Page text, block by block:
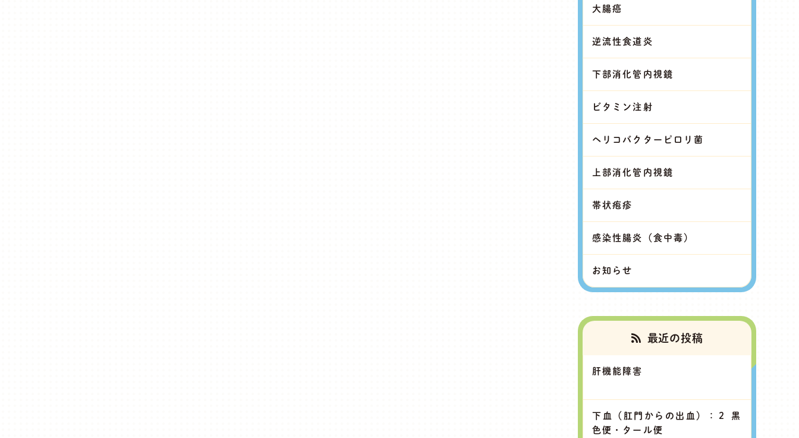
大腸癌
逆流性食道炎
下部消化管内視鏡
ビタミン注射
ヘリコバクターピロリ菌
上部消化管内視鏡
帯状疱疹
感染性腸炎（食中毒）
お知らせ
最近の投稿
肝機能障害
下血（肛門からの出血）：２ 黒
色便・タール便